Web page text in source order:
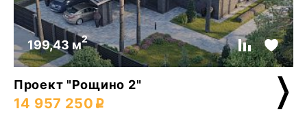
199,43 м2
Проект "Рощино 2"
14 957 250